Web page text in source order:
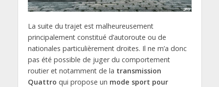
La suite du trajet est malheureusement
principalement constitué d’autoroute ou de
nationales particulièrement droites. Il ne m’a donc
pas été possible de juger du comportement
routier et notamment de la transmission
Quattro qui propose un mode sport pour